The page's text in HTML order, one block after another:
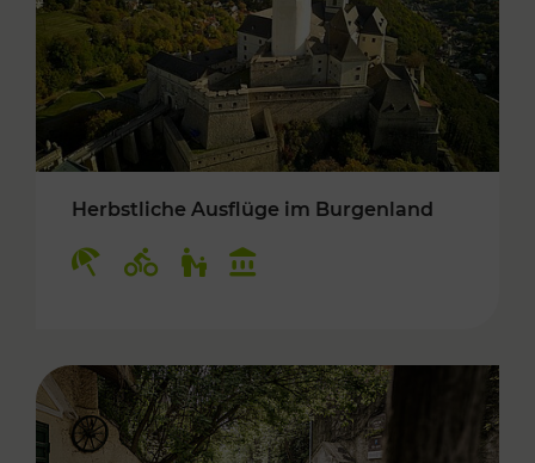
Herbstliche Ausflüge im Burgenland